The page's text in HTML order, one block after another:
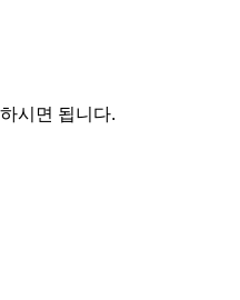
시면 됩니다.